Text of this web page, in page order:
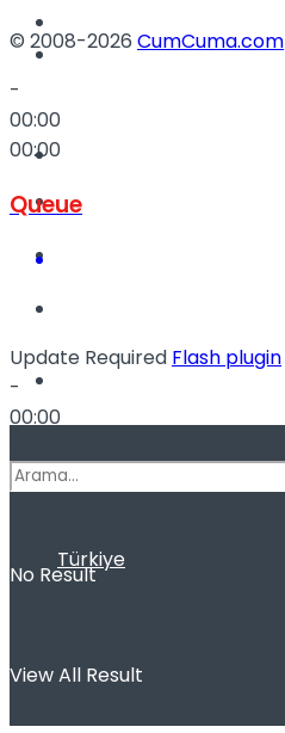
Kadınca
Türkiye
Tatil
Spor
No Result
View All Result
© 2008-2026 CumCuma.com
-
00:00
00:00
Queue
Update Required Flash plugin
-
00:00